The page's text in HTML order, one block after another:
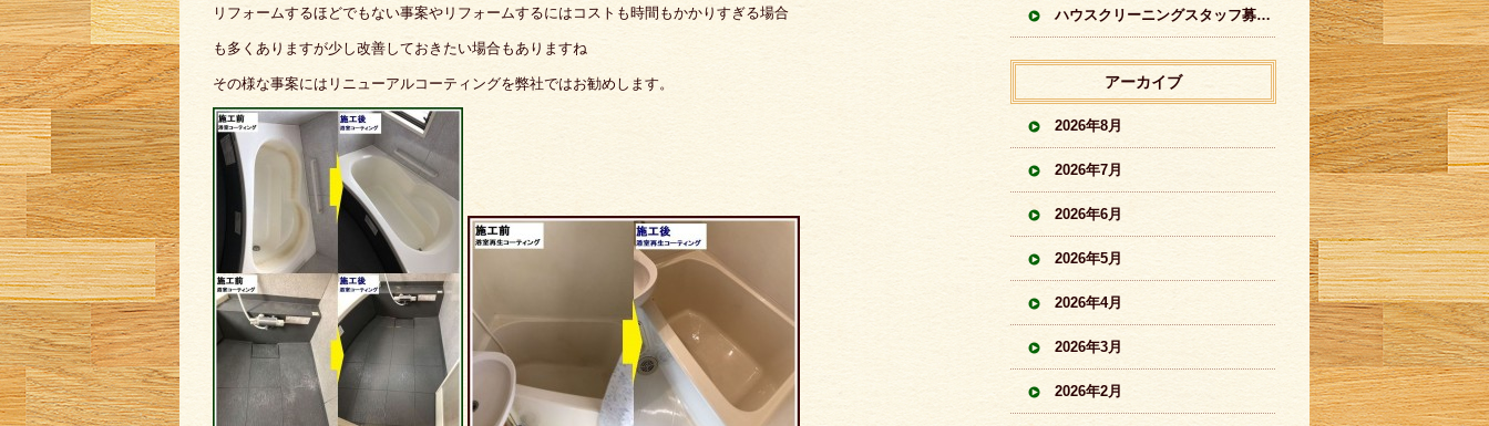
リフォームするほどでもない事案やリフォームするにはコストも時間もかかりすぎる場合
も多くありますが少し改善しておきたい場合もありますね
その様な事案にはリニューアルコーティングを弊社ではお勧めします。
ハウスクリーニングスタッフ募集中
アーカイブ
2026年8月
2026年7月
2026年6月
2026年5月
2026年4月
2026年3月
2026年2月